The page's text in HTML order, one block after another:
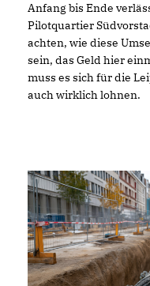
Anfang bis Ende
Pilotquartier
achten, wie diese
sein, das Geld hier
muss es sich für die
auch wirklich lohnen.